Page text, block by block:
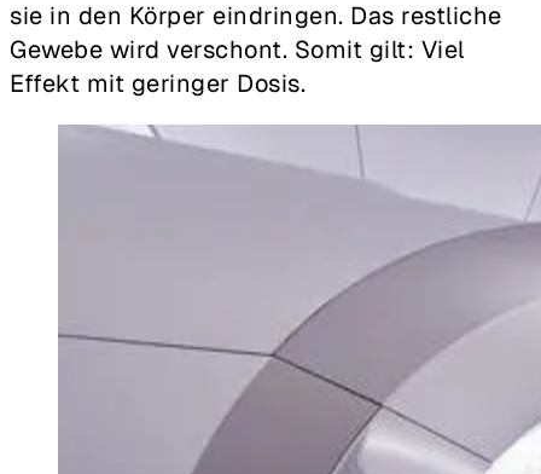
sie in den Körper eindringen. Das restliche
Gewebe wird verschont. Somit gilt: Viel
Effekt mit geringer Dosis.